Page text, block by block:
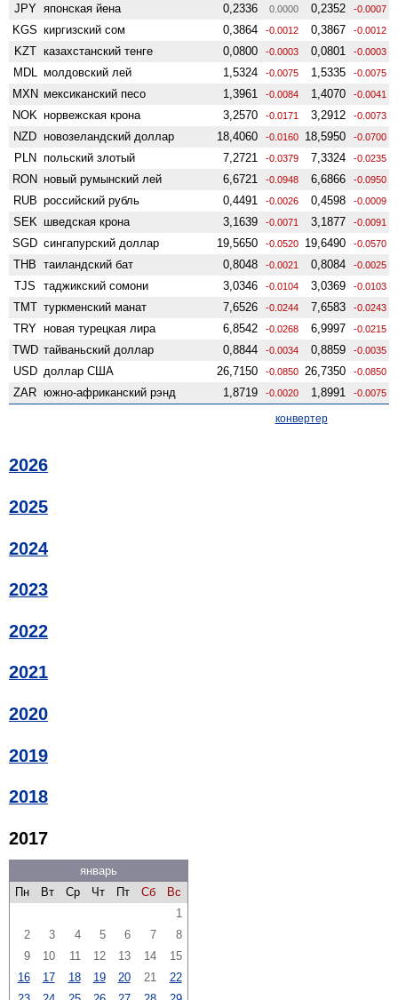
JPY японская йена 0,2336 0.0000 0,2352 -0.0007
KGS киргизский сом 0,3864 -0.0012 0,3867 -0.0012
KZT казахстанский тенге 0,0800 -0.0003 0,0801 -0.0003
MDL молдовский лей 1,5324 -0.0075 1,5335 -0.0075
MXN мексиканский песо 1,3961 -0.0084 1,4070 -0.0041
NOK норвежская крона 3,2570 -0.0171 3,2912 -0.0073
NZD ново­зеландский доллар 18,4060 -0.0160 18,5950 -0.0700
PLN польский злотый 7,2721 -0.0379 7,3324 -0.0235
RON новый румынский лей 6,6721 -0.0948 6,6866 -0.0950
RUB российский рубль 0,4491 -0.0026 0,4598 -0.0009
SEK шведская крона 3,1639 -0.0071 3,1877 -0.0091
SGD сингапурский доллар 19,5650 -0.0520 19,6490 -0.0570
THB таиландский бат 0,8048 -0.0021 0,8084 -0.0025
TJS таджикский сомони 3,0346 -0.0104 3,0369 -0.0103
TMT туркменский манат 7,6526 -0.0244 7,6583 -0.0243
TRY новая турецкая лира 6,8542 -0.0268 6,9997 -0.0215
TWD тайваньский доллар 0,8844 -0.0034 0,8859 -0.0035
USD доллар США 26,7150 -0.0850 26,7350 -0.0850
ZAR южно-африканский рэнд 1,8719 -0.0020 1,8991 -0.0075
конвертер
2026
2025
2024
2023
2022
2021
2020
2019
2018
2017
январь
Пн
Вт Ср Чт Пт Сб
Вс
1
2
3 4 5 6 7
8
9
10 11 12 13 14
15
16
17 18 19 20 21
22